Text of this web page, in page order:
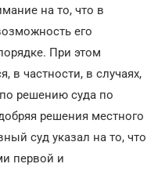
на то, что в
его
При этом
в частности, в случаях,
решению суда по
решения местного
суд указал на то, что
первой и